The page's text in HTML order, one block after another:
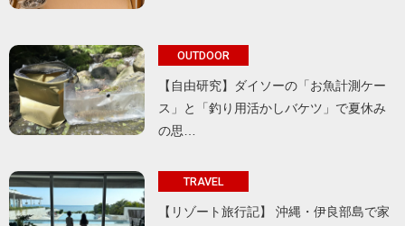
OUTDOOR
【自由研究】ダイソーの「お魚計測ケー
ス」と「釣り用活かしバケツ」で夏休み
の思…
TRAVEL
【リゾート旅行記】 沖縄・伊良部島で家